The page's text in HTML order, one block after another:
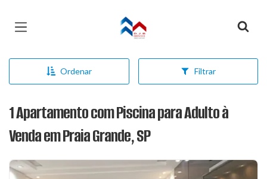
Página inicial
Ordenar Filtrar
1 Apartamento com Piscina para Adulto à
Venda em Praia Grande, SP